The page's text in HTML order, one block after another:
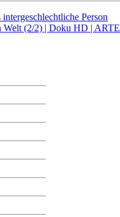
Person
Welt (2/2) | Doku HD | ARTE